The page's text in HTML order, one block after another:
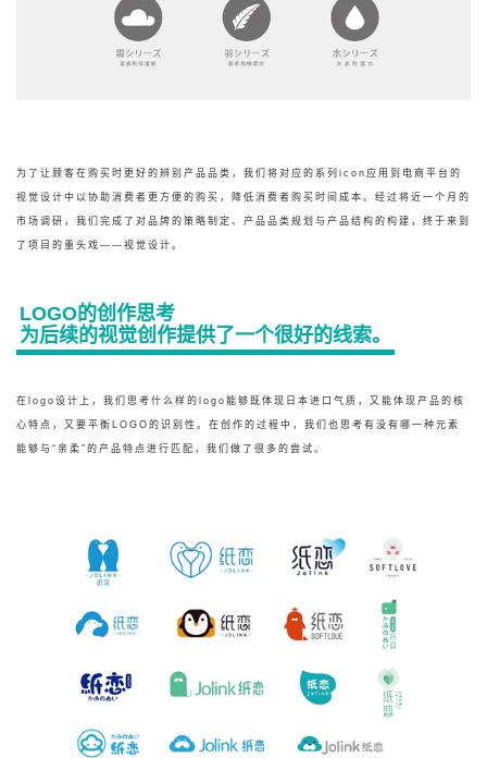
为了让顾客在购买时更好的辨别产品品类，我们将对应的系列icon应用到电商平台的
视觉设计中以协助消费者更方便的购买，降低消费者购买时间成本。 经过将近一个月的
市场调研，我们 完成了 对品 牌的策 略制定 、产品品类规划与产品结构的构建，终于来到
了项目的重头戏——视觉设计。
LOGO的创作思考
为后续的视觉创作提供了一个很好的线索。
在logo设计上，我们思考什么样的logo能够既体现日本进口气质，又能体现产品的核
心特点，又要平衡LOGO的识别性。在创作的过程中，我们也思考有没有哪一种元素
能够与“亲柔”的产品特点进行匹配，我们做了很多的尝试。